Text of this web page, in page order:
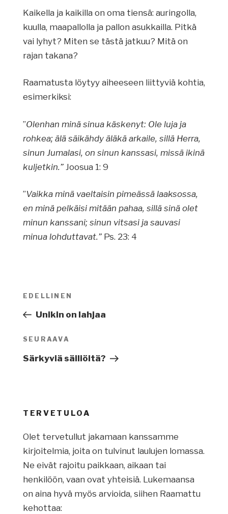
Kaikella ja kaikilla on oma tiensä: auringolla,
kuulla, maapallolla ja pallon asukkailla. Pitkä
vai lyhyt? Miten se tästä jatkuu? Mitä on
rajan takana?
Raamatusta löytyy aiheeseen liittyviä kohtia,
esimerkiksi:
”Olenhan minä sinua käskenyt: Ole luja ja
rohkea; älä säikähdy äläkä arkaile, sillä Herra,
sinun Jumalasi, on sinun kanssasi, missä ikinä
kuljetkin.” Joosua 1: 9
”Vaikka minä vaeltaisin pimeässä laaksossa,
en minä pelkäisi mitään pahaa, sillä sinä olet
minun kanssani; sinun vitsasi ja sauvasi
minua lohduttavat.” Ps. 23: 4
Artikkelien
Edellinen
artikkeli
EDELLINEN
Unikin on lahjaa
Seuraava
artikkeli
SEURAAVA
Särkyviä säiliöitä?
TERVETULOA
Olet tervetullut jakamaan kanssamme
kirjoitelmia, joita on tulvinut laulujen lomassa.
Ne eivät rajoitu paikkaan, aikaan tai
henkilöön, vaan ovat yhteisiä. Lukemaansa
on aina hyvä myös arvioida, siihen Raamattu
kehottaa: